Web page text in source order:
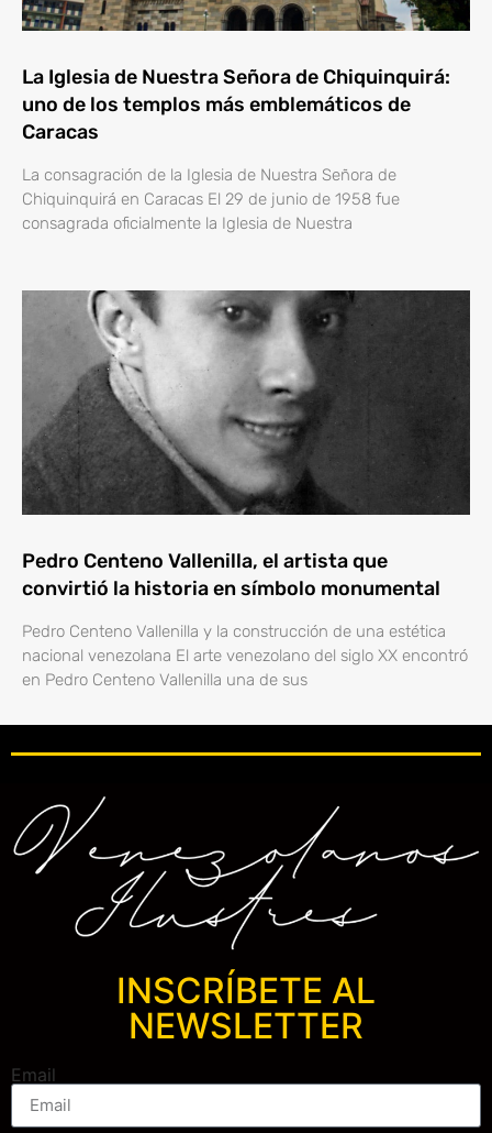
La Iglesia de Nuestra Señora de Chiquinquirá:
uno de los templos más emblemáticos de
Caracas
La consagración de la Iglesia de Nuestra Señora de
Chiquinquirá en Caracas El 29 de junio de 1958 fue
consagrada oficialmente la Iglesia de Nuestra
Pedro Centeno Vallenilla, el artista que
convirtió la historia en símbolo monumental
Pedro Centeno Vallenilla y la construcción de una estética
nacional venezolana El arte venezolano del siglo XX encontró
en Pedro Centeno Vallenilla una de sus
INSCRÍBETE AL
NEWSLETTER
Email